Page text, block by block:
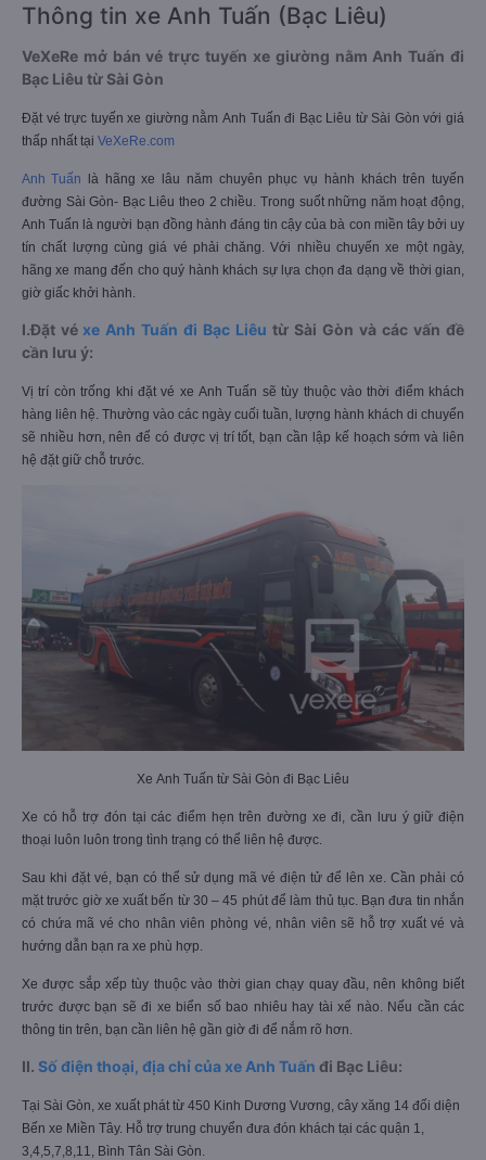
Thông tin xe Anh Tuấn (Bạc Liêu)
VeXeRe mở bán vé trực tuyến xe giường nằm Anh Tuấn đi
Bạc Liêu từ Sài Gòn
Đặt vé trực tuyến xe giường nằm Anh Tuấn đi Bạc Liêu từ Sài Gòn với giá
thấp nhất tại VeXeRe.com
Anh Tuấn là hãng xe lâu năm chuyên phục vụ hành khách trên tuyến
đường Sài Gòn- Bạc Liêu theo 2 chiều. Trong suốt những năm hoạt động,
Anh Tuấn là người bạn đồng hành đáng tin cậy của bà con miền tây bởi uy
tín chất lượng cùng giá vé phải chăng. Với nhiều chuyến xe một ngày,
hãng xe mang đến cho quý hành khách sự lựa chọn đa dạng về thời gian,
giờ giấc khởi hành.
I.Đặt vé xe Anh Tuấn đi Bạc Liêu từ Sài Gòn và các vấn đề
cần lưu ý:
Vị trí còn trống khi đặt vé xe Anh Tuấn sẽ tùy thuộc vào thời điểm khách
hàng liên hệ. Thường vào các ngày cuối tuần, lượng hành khách di chuyển
sẽ nhiều hơn, nên để có được vị trí tốt, bạn cần lập kế hoạch sớm và liên
hệ đặt giữ chỗ trước.
Xe Anh Tuấn từ Sài Gòn đi Bạc Liêu
Xe có hỗ trợ đón tại các điểm hẹn trên đường xe đi, cần lưu ý giữ điện
thoại luôn luôn trong tình trạng có thể liên hệ được.
Sau khi đặt vé, bạn có thể sử dụng mã vé điện tử để lên xe. Cần phải có
mặt trước giờ xe xuất bến từ 30 – 45 phút để làm thủ tục. Bạn đưa tin nhắn
có chứa mã vé cho nhân viên phòng vé, nhân viên sẽ hỗ trợ xuất vé và
hướng dẫn bạn ra xe phù hợp.
Xe được sắp xếp tùy thuộc vào thời gian chạy quay đầu, nên không biết
trước được bạn sẽ đi xe biển số bao nhiêu hay tài xế nào. Nếu cần các
thông tin trên, bạn cần liên hệ gần giờ đi để nắm rõ hơn.
II. Số điện thoại, địa chỉ của xe Anh Tuấn đi Bạc Liêu:
Tại Sài Gòn, xe xuất phát từ 450 Kinh Dương Vương, cây xăng 14 đối diện
Bến xe Miền Tây. Hỗ trợ trung chuyển đưa đón khách tại các quận 1,
3,4,5,7,8,11, Bình Tân Sài Gòn.